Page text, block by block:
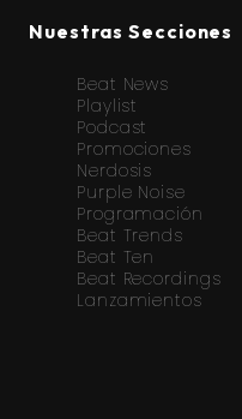
Nuestras Secciones
Beat News
Playlist
Podcast
Promociones
Nerdosis
Purple Noise
Programación
Beat Trends
Beat Ten
Beat Recordings
Lanzamientos